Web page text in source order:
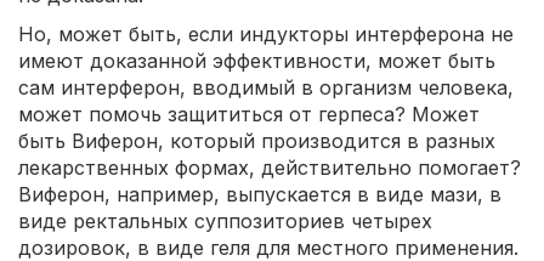
Но, может быть, если индукторы интерферона не
имеют доказанной эффективности, может быть
сам интерферон, вводимый в организм человека,
может помочь защититься от герпеса? Может
быть Виферон, который производится в разных
лекарственных формах, действительно помогает?
Виферон, например, выпускается в виде мази, в
виде ректальных суппозиториев четырех
дозировок, в виде геля для местного применения.